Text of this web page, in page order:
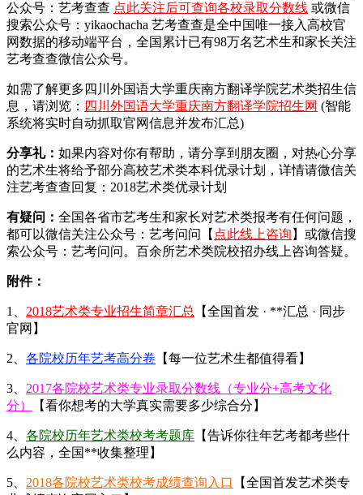
公众号：艺考查查 点此关注后可查询各校录取分数线 或微信
搜索公众号：yikaochacha 艺考查查是全中国唯一接入高校官
网数据的移动端平台，全国累计已有98万名艺术生和家长关注
艺考查查微信公众号。
如需了解更多四川外国语大学重庆南方翻译学院艺术类招生信
息，请浏览： 四川外国语大学重庆南方翻译学院招生网 (智能
系统将实时自动抓取官网信息并发布汇总)
分享礼： 如果内容对你有帮助，请分享到朋友圈，对热心分享
的艺术生将给予部分高校艺术类本科优录计划，详情请微信关
注艺考查查回复：2018艺术类优录计划
有疑问： 全国各省市艺考生和家长对艺术类报考有任何问题，
都可以微信关注公众号：艺考问问【 点此线上咨询 】或微信搜
索公众号：艺考问问。百余所艺术类院校招办线上咨询答疑。
附件：
1、 2018艺术类专业招生简章汇总
【全国首发 · **汇总 · 同步
官网】
2、 各院校历年艺考高分卷 【每一位艺术生都值得看】
3、 2017各院校艺术类专业录取分数线（专业分+高考文化
分）
【看你想考的大学真实需要多少综合分】
4、 各院校历年艺术类校考考题库 【告诉你往年艺考都考些什
么内容，全国**收集整理】
5、 2018各院校艺术类校考成绩查询入口
【全国首发艺术类专